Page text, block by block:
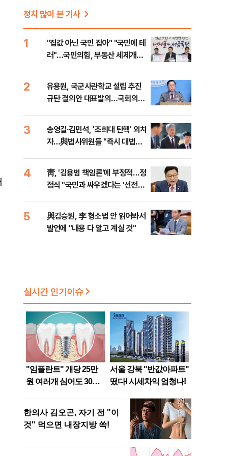
정치 많이 본 기사
1
"집값 아닌 국민 잡아" "국민에 테
러"…국민의힘, 부동산 세제개편
2
유용원, 국군사관학교 설립 추진
규탄 결의안 대표발의…국회의원
3
송영길·김민석, '조희대 탄핵' 외치
자…與법사위원들 "즉시 대법관
4
靑, '김용범 책임론'에 부정적…정
점식 "국민과 싸우겠다는 '선전포
5
與김승원, 李 형소법 안 읽어봐서
발언에 "내용 다 알고 계실 것"